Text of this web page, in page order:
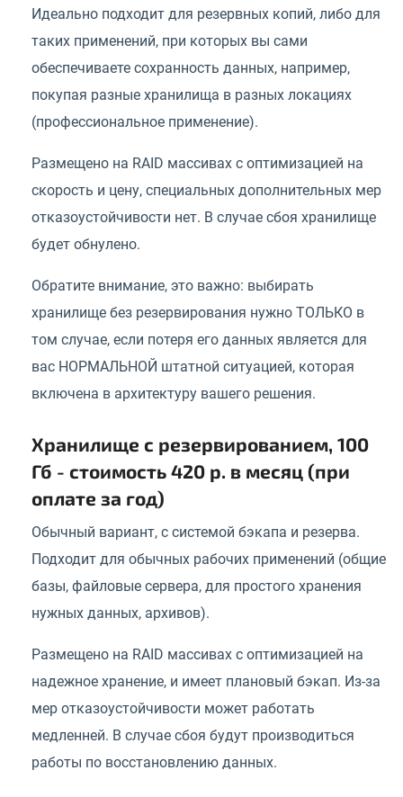
Идеально подходит для резервных копий, либо для
таких применений, при которых вы сами
обеспечиваете сохранность данных, например,
покупая разные хранилища в разных локациях
(профессиональное применение).
Размещено на RAID массивах с оптимизацией на
скорость и цену, специальных дополнительных мер
отказоустойчивости нет. В случае сбоя хранилище
будет обнулено.
Обратите внимание, это важно: выбирать
хранилище без резервирования нужно ТОЛЬКО в
том случае, если потеря его данных является для
вас НОРМАЛЬНОЙ штатной ситуацией, которая
включена в архитектуру вашего решения.
Хранилище с резервированием, 100
Гб - стоимость 420 р. в месяц (при
оплате за год)
Обычный вариант, с системой бэкапа и резерва.
Подходит для обычных рабочих применений (общие
базы, файловые сервера, для простого хранения
нужных данных, архивов).
Размещено на RAID массивах с оптимизацией на
надежное хранение, и имеет плановый бэкап. Из-за
мер отказоустойчивости может работать
медленней. В случае сбоя будут производиться
работы по восстановлению данных.